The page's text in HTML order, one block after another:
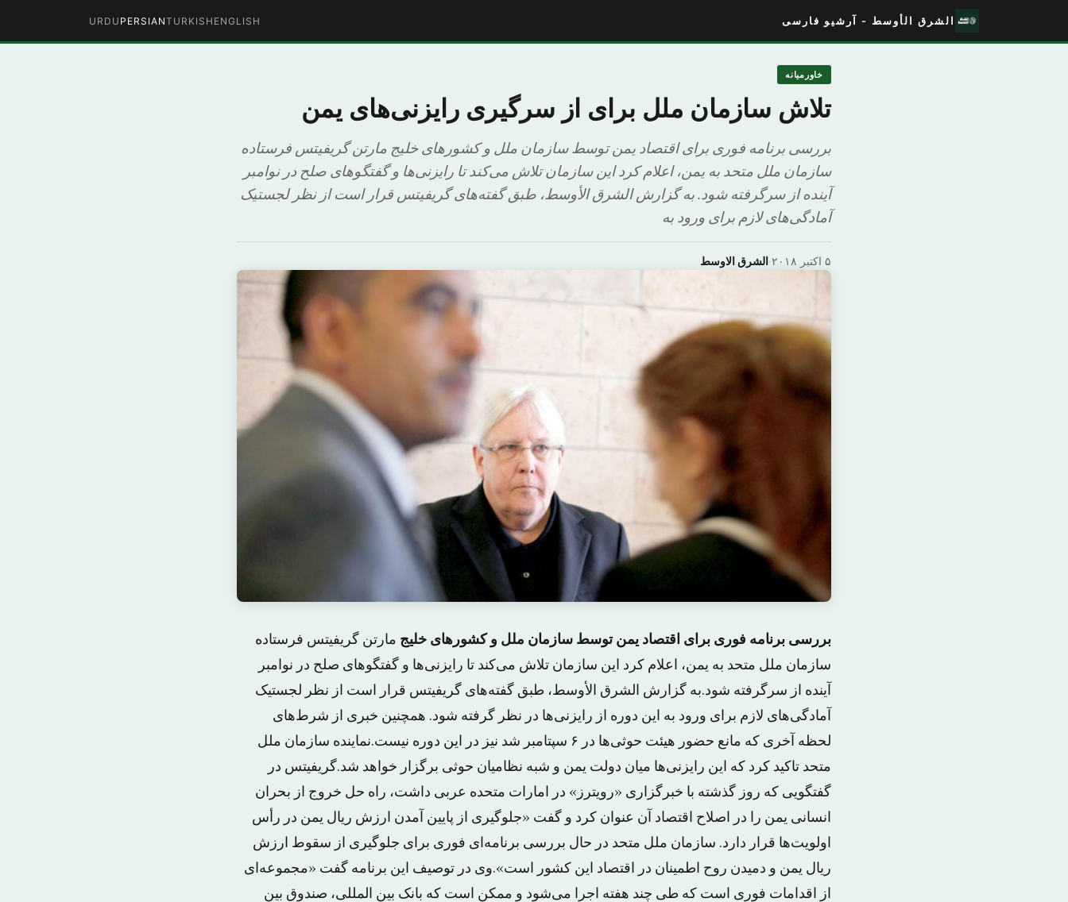
الشرق الأوسط - آرشیو فارسی ENGLISH
TURKISH
PERSIAN
URDU
خاورمیانه
تلاش‌ سازمان ملل برای از سرگیری رایزنی‌های یمن
بررسی برنامه فوری برای اقتصاد یمن توسط سازمان ملل و کشورهای خلیج مارتن گریفیتس فرستاده
سازمان ملل متحد به یمن، اعلام کرد این سازمان تلاش می‌کند تا رایزنی‌ها و گفتگوهای صلح در نوامبر
آینده از سرگرفته شود. به گزارش الشرق الأوسط، طبق گفته‌های گریفیتس قرار است از نظر لجستیک
آمادگی‌های لازم برای ورود به
الشرق الاوسط· ۵ اکتبر ۲۰۱۸
بررسی برنامه فوری برای اقتصاد یمن توسط سازمان ملل و کشورهای خلیج مارتن گریفیتس فرستاده
سازمان ملل متحد به یمن، اعلام کرد این سازمان تلاش می‌کند تا رایزنی‌ها و گفتگوهای صلح در نوامبر
آینده از سرگرفته شود.به گزارش الشرق الأوسط، طبق گفته‌های گریفیتس قرار است از نظر لجستیک
آمادگی‌های لازم برای ورود به این دوره از رایزنی‌ها در نظر گرفته شود. همچنین خبری از شرط‌های
لحظه آخری که مانع حضور هیئت حوثی‌ها در ۶ سپتامبر شد نیز در این دوره نیست.نماینده سازمان ملل
متحد تاکید کرد که این رایزنی‎‌ها میان دولت یمن و شبه نظامیان حوثی برگزار خواهد شد.گریفیتس در
گفتگویی که روز گذشته با خبرگزاری «رویترز» در امارات متحده عربی داشت، راه حل خروج از بحران
انسانی یمن را در اصلاح اقتصاد آن عنوان کرد و گفت «جلوگیری از پایین آمدن ارزش ریال یمن در رأس
اولویت‌ها قرار دارد. سازمان ملل متحد در حال بررسی برنامه‌ای فوری برای جلوگیری از سقوط ارزش
ریال یمن و دمیدن روح اطمینان در اقتصاد این کشور است».وی در توصیف این برنامه گفت «مجموعه‌ای
از اقدامات فوری است که طی چند هفته اجرا می‌شود و ممکن است که بانک بین المللی، صندوق بین